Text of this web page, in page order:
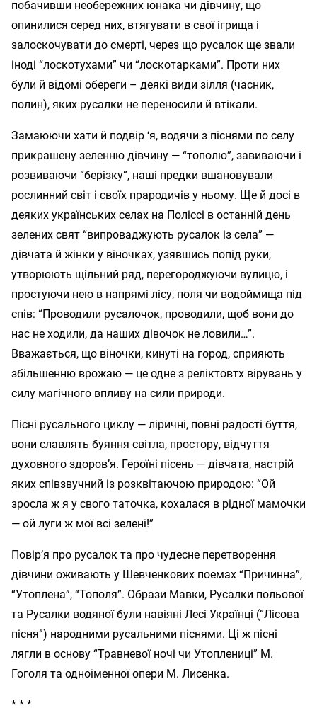
побачивши необережних юнака чи дівчину, що
опинилися серед них, втягувати в свої ігрища і
залоскочувати до смерті, через що русалок ще звали
іноді “лоскотухами” чи “лоскотарками”. Проти них
були й відомі обереги – деякі види зілля (часник,
полин), яких русалки не переносили й втікали.
Замаюючи хати й подвір ‘я, водячи з піснями по селу
прикрашену зеленню дівчину — “тополю”, завиваючи і
розвиваючи “берізку”, наші предки вшановували
рослинний світ і своїх прародичів у ньому. Ще й досі в
деяких українських селах на Поліссі в останній день
зелених свят “випроваджують русалок із села” —
дівчата й жінки у віночках, узявшись попід руки,
утворюють щільний ряд, перегороджуючи вулицю, і
простуючи нею в напрямі лісу, поля чи водоймища під
спів: “Проводили русалочок, проводили, щоб вони до
нас не ходили, да наших дівочок не ловили…”.
Вважається, що віночки, кинуті на город, сприяють
збільшенню врожаю — це одне з реліктовтх вірувань у
силу магічного впливу на сили природи.
Пісні русального циклу — ліричні, повні радості буття,
вони славлять буяння світла, простору, відчуття
духовного здоров’я. Героїні пісень — дівчата, настрій
яких співзвучний із розквітаючою природою: “Ой
зросла ж я у свого таточка, кохалася в рідної мамочки
— ой луги ж мої всі зелені!”
Повір’я про русалок та про чудесне перетворення
дівчини оживають у Шевченкових поемах “Причинна”,
“Утоплена”, “Тополя”. Образи Мавки, Русалки польової
та Русалки водяної були навіяні Лесі Українці (“Лісова
пісня”) народними русальними піснями. Ці ж пісні
лягли в основу “Травневої ночі чи Утоплениці” М.
Гоголя та одноіменної опери М. Лисенка.
* * *